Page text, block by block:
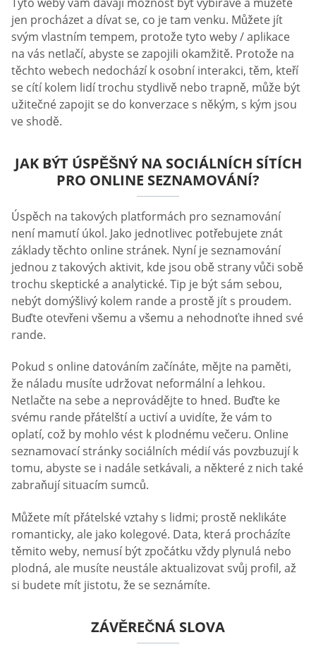
jen procházet a dívat se, co je tam venku. Můžete jít
svým vlastním tempem, protože tyto weby / aplikace
na vás netlačí, abyste se zapojili okamžitě. Protože na
těchto webech nedochází k osobní interakci, těm, kteří
se cítí kolem lidí trochu stydlivě nebo trapně, může být
užitečné zapojit se do konverzace s někým, s kým jsou
ve shodě.
JAK BÝT ÚSPĚŠNÝ NA SOCIÁLNÍCH SÍTÍCH
PRO ONLINE SEZNAMOVÁNÍ?
Úspěch na takových platformách pro seznamování
není mamutí úkol. Jako jednotlivec potřebujete znát
základy těchto online stránek. Nyní je seznamování
jednou z takových aktivit, kde jsou obě strany vůči sobě
trochu skeptické a analytické. Tip je být sám sebou,
nebýt domýšlivý kolem rande a prostě jít s proudem.
Buďte otevřeni všemu a všemu a nehodnoťte ihned své
rande.
Pokud s online datováním začínáte, mějte na paměti,
že náladu musíte udržovat neformální a lehkou.
Netlačte na sebe a neprovádějte to hned. Buďte ke
svému rande přátelští a uctiví a uvidíte, že vám to
oplatí, což by mohlo vést k plodnému večeru. Online
seznamovací stránky sociálních médií vás povzbuzují k
tomu, abyste se i nadále setkávali, a některé z nich také
zabraňují situacím sumců.
Můžete mít přátelské vztahy s lidmi; prostě neklikáte
romanticky, ale jako kolegové. Data, která procházíte
těmito weby, nemusí být zpočátku vždy plynulá nebo
plodná, ale musíte neustále aktualizovat svůj profil, až
si budete mít jistotu, že se seznámíte.
ZÁVĚREČNÁ SLOVA